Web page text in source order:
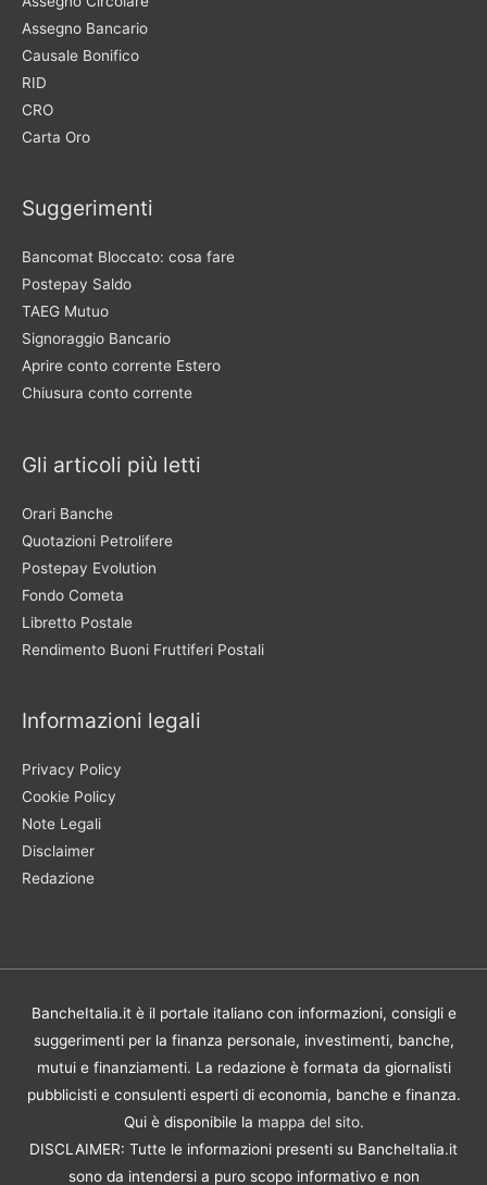
Assegno Bancario
Causale Bonifico
RID
CRO
Carta Oro
Suggerimenti
Bancomat Bloccato: cosa fare
Postepay Saldo
TAEG Mutuo
Signoraggio Bancario
Aprire conto corrente Estero
Chiusura conto corrente
Gli articoli più letti
Orari Banche
Quotazioni Petrolifere
Postepay Evolution
Fondo Cometa
Libretto Postale
Rendimento Buoni Fruttiferi Postali
Informazioni legali
Privacy Policy
Cookie Policy
Note Legali
Disclaimer
Redazione
BancheItalia.it è il portale italiano con informazioni, consigli e
suggerimenti per la finanza personale, investimenti, banche,
mutui e finanziamenti. La redazione è formata da giornalisti
pubblicisti e consulenti esperti di economia, banche e finanza.
Qui è disponibile la mappa del sito.
DISCLAIMER: Tutte le informazioni presenti su BancheItalia.it
sono da intendersi a puro scopo informativo e non